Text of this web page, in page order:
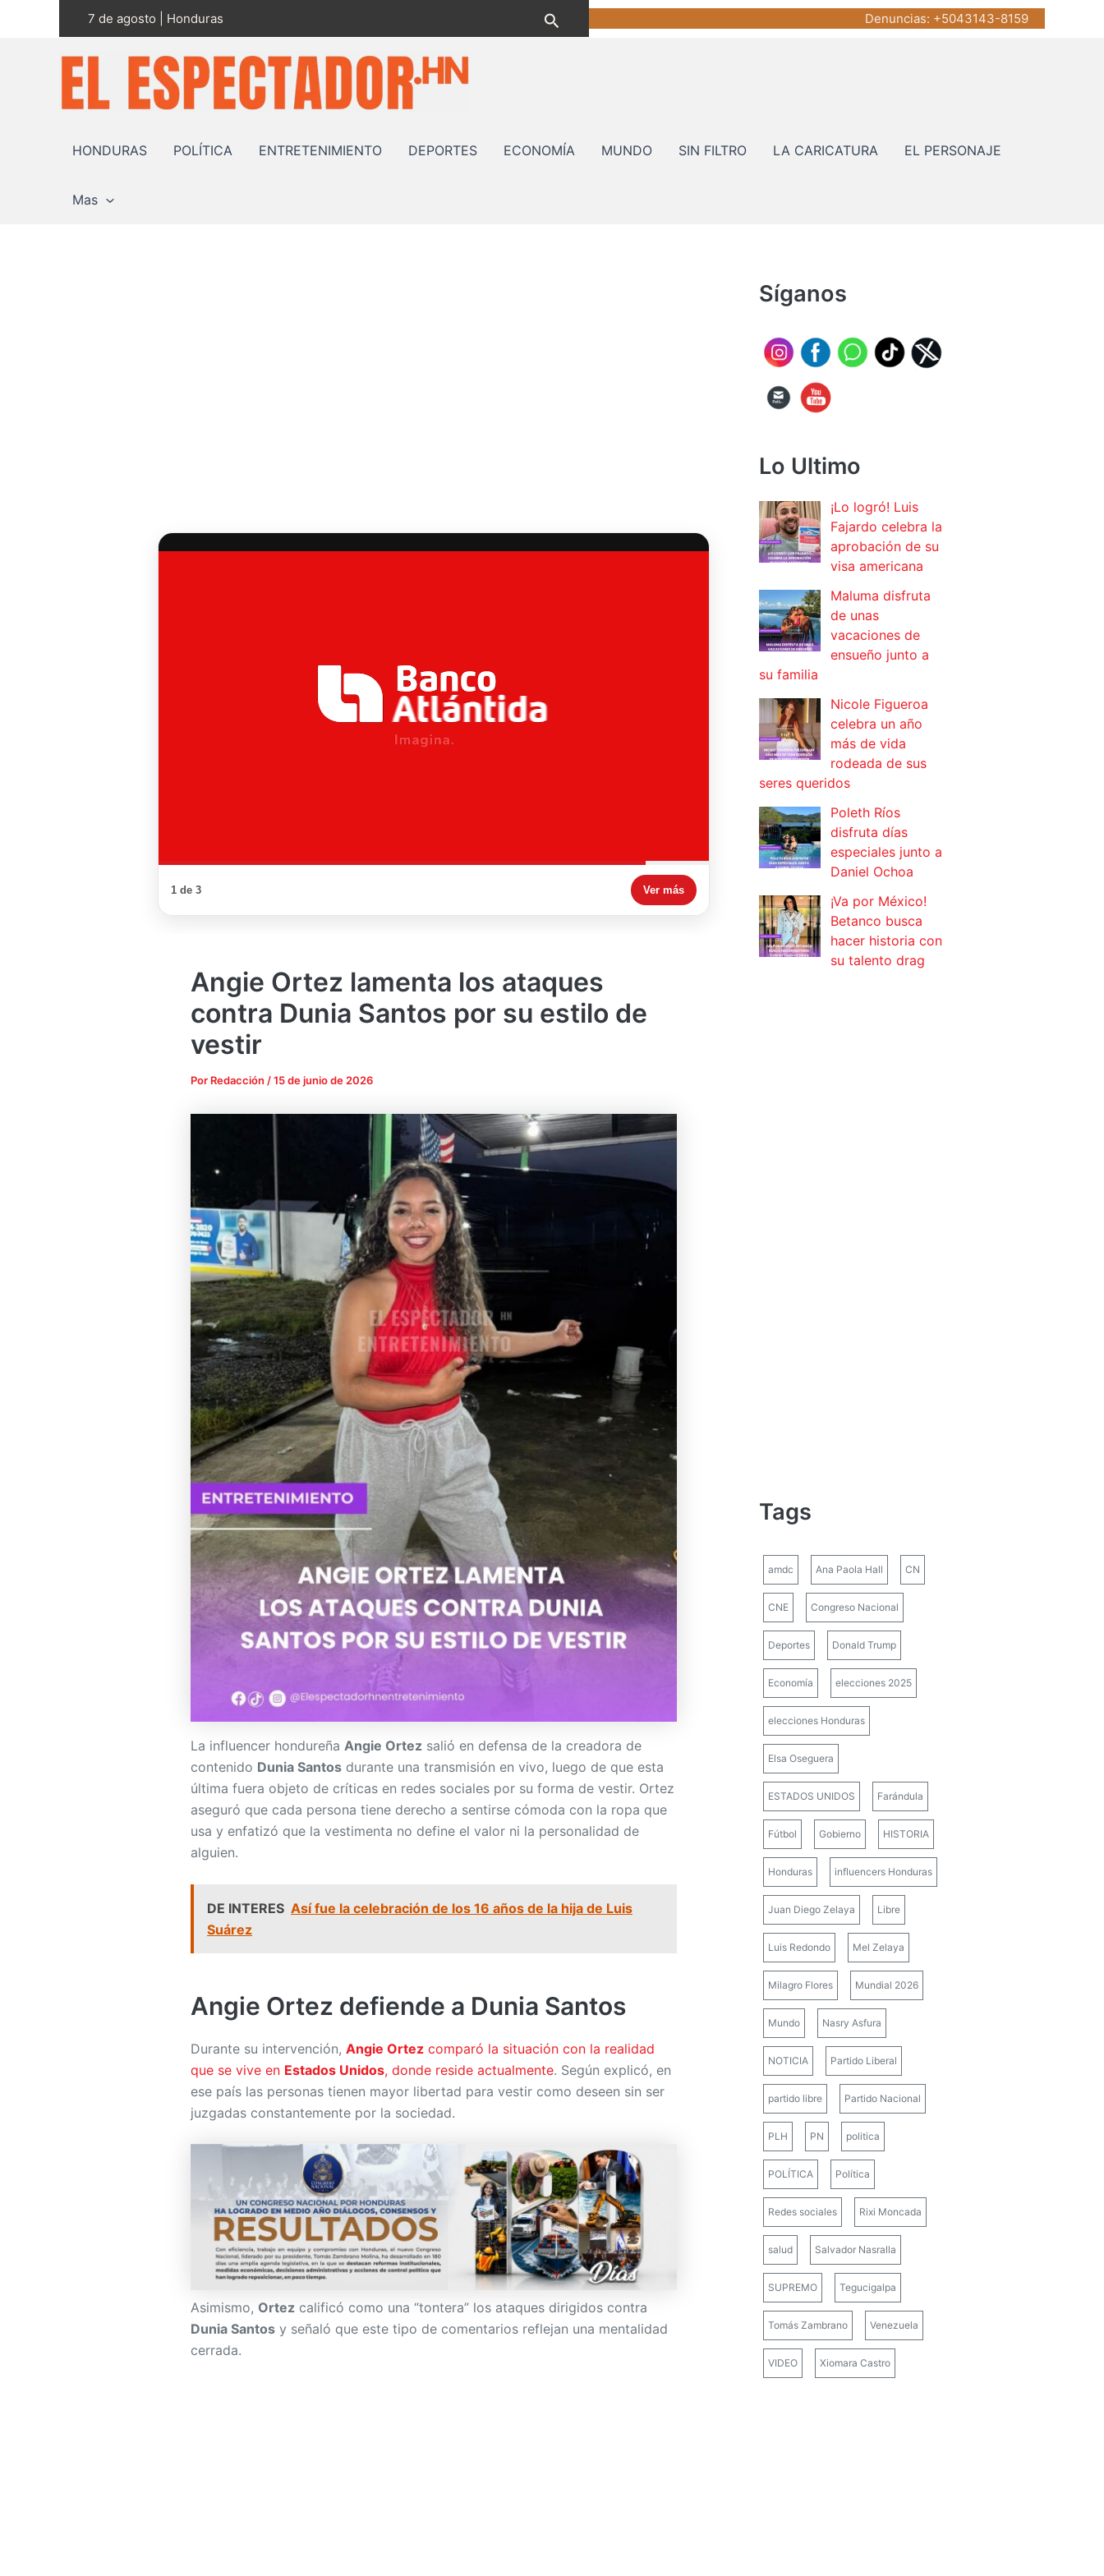
7 de agosto | Honduras Buscar Denuncias: +5043143-8159
HONDURAS POLÍTICA ENTRETENIMIENTO DEPORTES ECONOMÍA MUNDO SIN FILTRO LA CARICATURA EL PERSONAJE
Mas
1 de 3 Ver más
Angie Ortez lamenta los ataques
contra Dunia Santos por su estilo de
vestir
Por Redacción /15 de junio de 2026
La influencer hondureña Angie Ortez salió en defensa de la creadora de
contenido Dunia Santos durante una transmisión en vivo, luego de que esta
última fuera objeto de críticas en redes sociales por su forma de vestir. Ortez
aseguró que cada persona tiene derecho a sentirse cómoda con la ropa que
usa y enfatizó que la vestimenta no define el valor ni la personalidad de
alguien.
DE INTERES Así fue la celebración de los 16 años de la hija de Luis
Suárez
Angie Ortez defiende a Dunia Santos
Durante su intervención, Angie Ortez comparó la situación con la realidad
que se vive en Estados Unidos, donde reside actualmente. Según explicó, en
ese país las personas tienen mayor libertad para vestir como deseen sin ser
juzgadas constantemente por la sociedad.
Asimismo, Ortez calificó como una “tontera” los ataques dirigidos contra
Dunia Santos y señaló que este tipo de comentarios reflejan una mentalidad
cerrada.
Síganos
Lo Ultimo
¡Lo logró! Luis
Fajardo celebra la
aprobación de su
visa americana
Maluma disfruta
de unas
vacaciones de
ensueño junto a
su familia
Nicole Figueroa
celebra un año
más de vida
rodeada de sus
seres queridos
Poleth Ríos
disfruta días
especiales junto a
Daniel Ochoa
¡Va por México!
Betanco busca
hacer historia con
su talento drag
Tags
amdc Ana Paola Hall CN
CNE Congreso Nacional
Deportes Donald Trump
Economía elecciones 2025
elecciones Honduras
Elsa Oseguera
ESTADOS UNIDOS Farándula
Fútbol Gobierno HISTORIA
Honduras influencers Honduras
Juan Diego Zelaya Libre
Luis Redondo Mel Zelaya
Milagro Flores Mundial 2026
Mundo Nasry Asfura
NOTICIA Partido Liberal
partido libre Partido Nacional
PLH PN politica
POLÍTICA Política
Redes sociales Rixi Moncada
salud Salvador Nasralla
SUPREMO Tegucigalpa
Tomás Zambrano Venezuela
VIDEO Xiomara Castro